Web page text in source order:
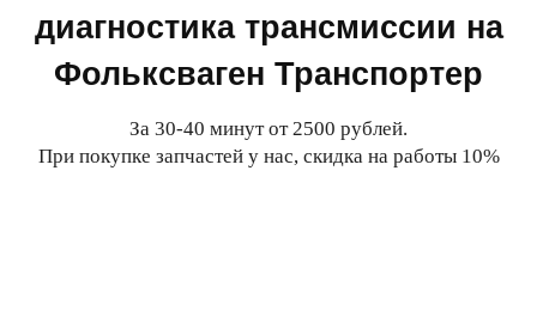
диагностика трансмиссии на
Фольксваген Транспортер
За 30-40 минут от 2500 рублей.
При покупке запчастей у нас, скидка на работы 10%